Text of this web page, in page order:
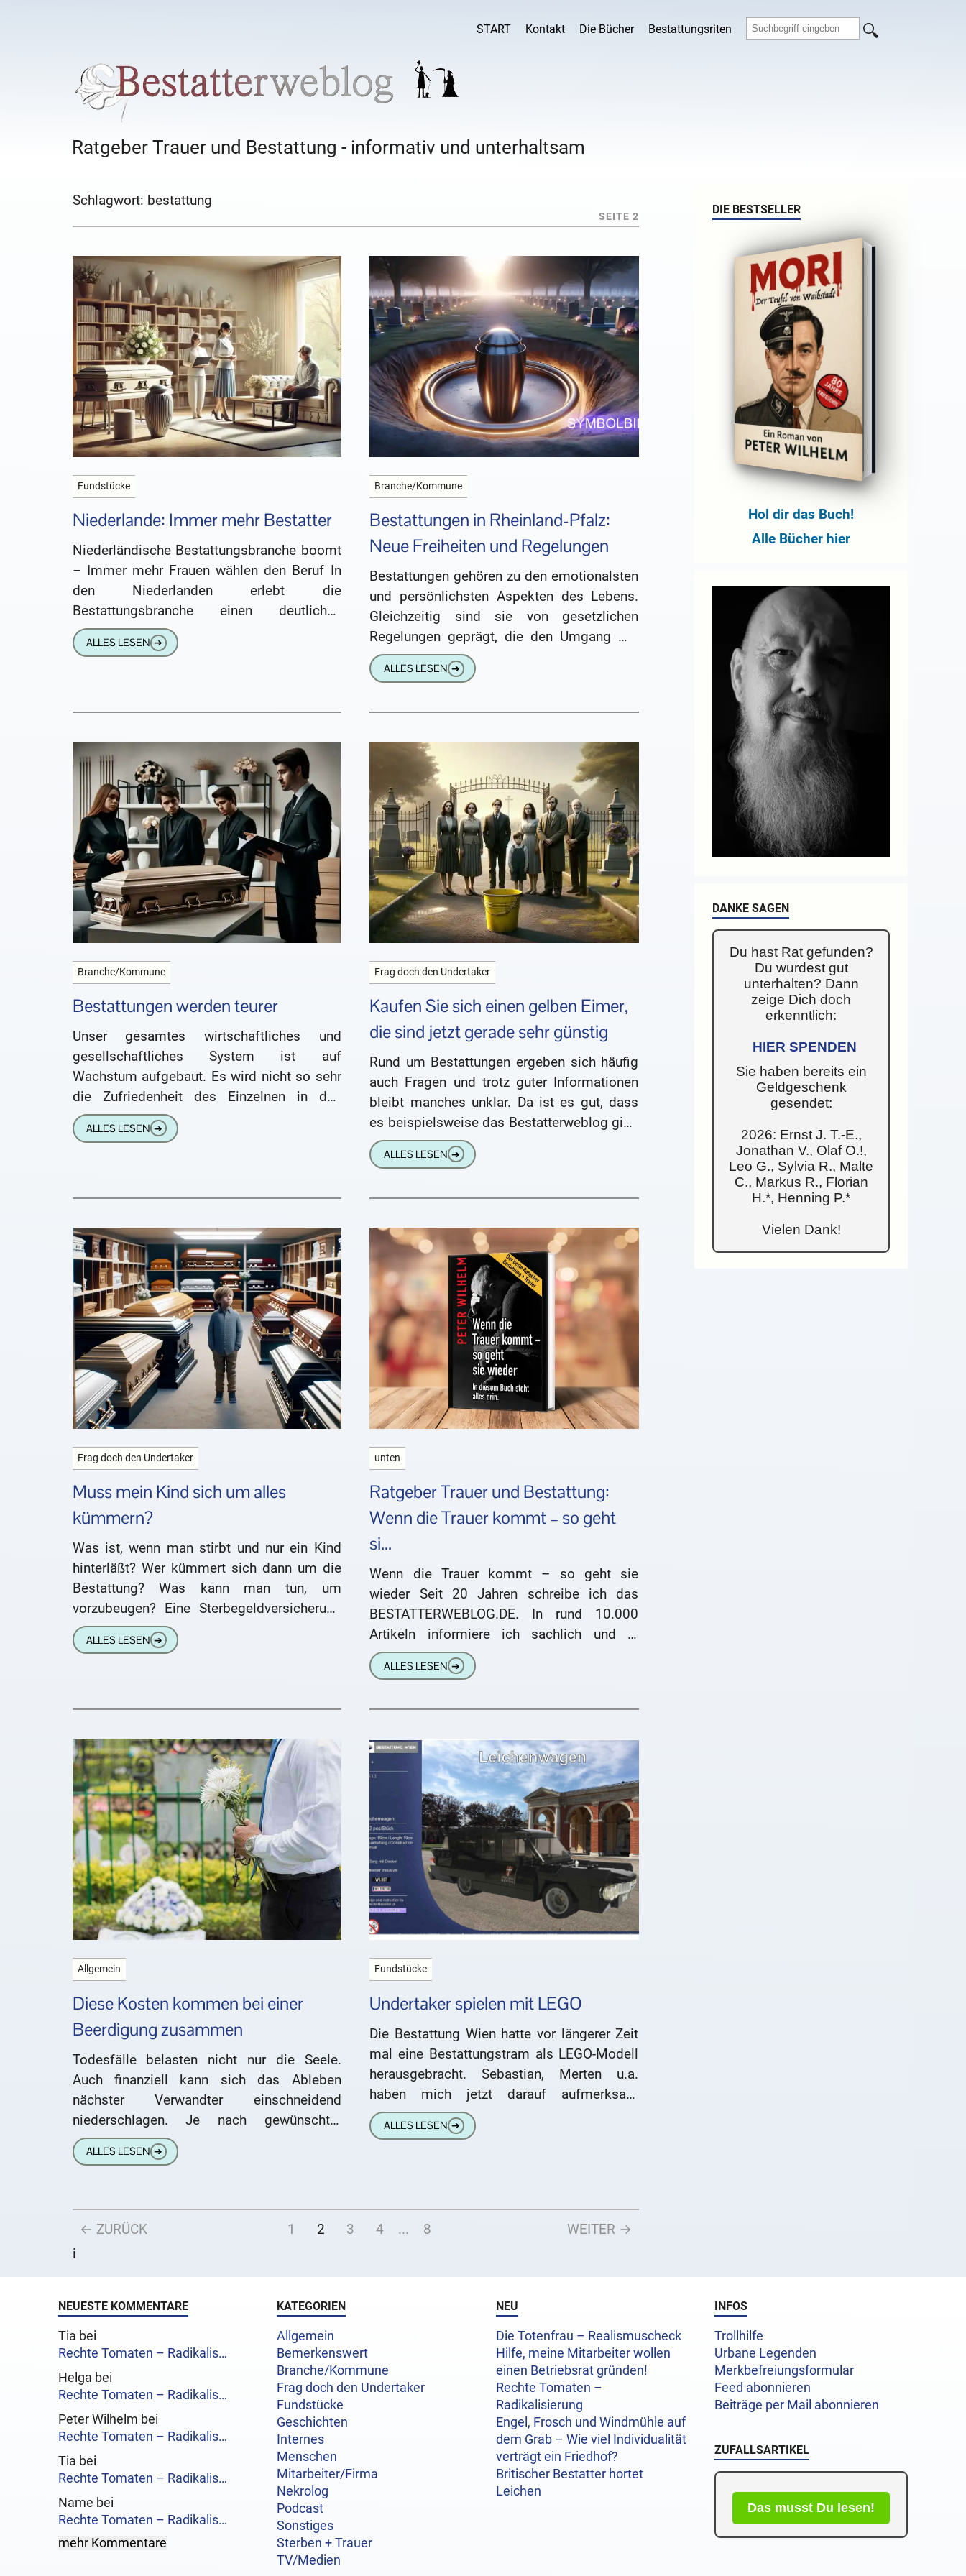
START Kontakt Die Bücher Bestattungsriten
Ratgeber Trauer und Bestattung - informativ und unterhaltsam
Schlagwort: bestattung
SEITE 2
Fundstücke
Niederlande: Immer mehr Bestatter
Niederländische Bestattungsbranche boomt
– Immer mehr Frauen wählen den Beruf In
den Niederlanden erlebt die
Bestattungsbranche einen deutlichen
Aufschwung. Laut der niederländischen
Handelskammer (KVK) hat sich die Zahl der
ALLES LESEN ➔
Branche/Kommune
Bestattungen in Rheinland-Pfalz:
Neue Freiheiten und Regelungen
Bestattungen gehören zu den emotionalsten
und persönlichsten Aspekten des Lebens.
Gleichzeitig sind sie von gesetzlichen
Regelungen geprägt, die den Umgang mit
Verstorbenen und ihrer Asche regeln.
Rheinland-Pfalz geht mit einer
ALLES LESEN ➔
Branche/Kommune
Bestattungen werden teurer
Unser gesamtes wirtschaftliches und
gesellschaftliches System ist auf
Wachstum aufgebaut. Es wird nicht so sehr
die Zufriedenheit des Einzelnen in den
Vordergrund gestellt, sondern die
Maximierung der Gewinne, Erträge und
ALLES LESEN ➔
Frag doch den Undertaker
Kaufen Sie sich einen gelben Eimer,
die sind jetzt gerade sehr günstig
Rund um Bestattungen ergeben sich häufig
auch Fragen und trotz guter Informationen
bleibt manches unklar. Da ist es gut, dass
es beispielsweise das Bestatterweblog gibt,
wo man sich herzlich gerne
ALLES LESEN ➔
Frag doch den Undertaker
Muss mein Kind sich um alles
kümmern?
Was ist, wenn man stirbt und nur ein Kind
hinterläßt? Wer kümmert sich dann um die
Bestattung? Was kann man tun, um
vorzubeugen? Eine Sterbegeldversicherung
ist schon mal gut. Aber
ALLES LESEN ➔
unten
Ratgeber Trauer und Bestattung:
Wenn die Trauer kommt – so geht
si...
Wenn die Trauer kommt – so geht sie
wieder Seit 20 Jahren schreibe ich das
BESTATTERWEBLOG.DE. In rund 10.000
Artikeln informiere ich sachlich und in
unterhaltsamer Form über die Themen
ALLES LESEN ➔
Allgemein
Diese Kosten kommen bei einer
Beerdigung zusammen
Todesfälle belasten nicht nur die Seele.
Auch finanziell kann sich das Ableben
nächster Verwandter einschneidend
niederschlagen. Je nach gewünschter
Bestattungsart kommen verschieden hohe
Kosten auf den erben zu. Auch die
ALLES LESEN ➔
Fundstücke
Undertaker spielen mit LEGO
Die Bestattung Wien hatte vor längerer Zeit
mal eine Bestattungstram als LEGO-Modell
herausgebracht. Sebastian, Merten u.a.
haben mich jetzt darauf aufmerksam
gemacht, dass das Angebot an Undertaker-
Equipment aus LEGO inzwischen
ALLES LESEN ➔
← ZURÜCK 1 2 3 4 ... 8
WEITER →
i
DIE BESTSELLER
Hol dir das Buch!
Alle Bücher hier
DANKE SAGEN
Du hast Rat gefunden?
Du wurdest gut
unterhalten? Dann
zeige Dich doch
erkenntlich:
HIER SPENDEN
Sie haben bereits ein
Geldgeschenk
gesendet:
2026: Ernst J. T.-E.,
Jonathan V., Olaf O.!,
Leo G., Sylvia R., Malte
C., Markus R., Florian
H.*, Henning P.*
Vielen Dank!
NEUESTE KOMMENTARE
Tia bei
Rechte Tomaten – Radikalis…
Helga bei
Rechte Tomaten – Radikalis…
Peter Wilhelm bei
Rechte Tomaten – Radikalis…
Tia bei
Rechte Tomaten – Radikalis…
Name bei
Rechte Tomaten – Radikalis…
mehr Kommentare
KATEGORIEN
Allgemein
Bemerkenswert
Branche/Kommune
Frag doch den Undertaker
Fundstücke
Geschichten
Internes
Menschen
Mitarbeiter/Firma
Nekrolog
Podcast
Sonstiges
Sterben + Trauer
TV/Medien
NEU
Die Totenfrau – Realismuscheck
Hilfe, meine Mitarbeiter wollen
einen Betriebsrat gründen!
Rechte Tomaten –
Radikalisierung
Engel, Frosch und Windmühle auf
dem Grab – Wie viel Individualität
verträgt ein Friedhof?
Britischer Bestatter hortet
Leichen
INFOS
Trollhilfe
Urbane Legenden
Merkbefreiungsformular
Feed abonnieren
Beiträge per Mail abonnieren
ZUFALLSARTIKEL
Das musst Du lesen!